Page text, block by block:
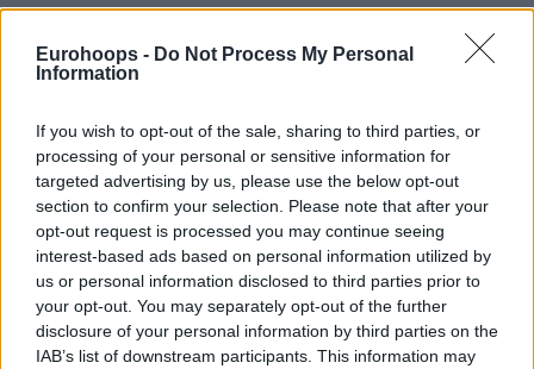
Eurohoops - Do Not Process My Personal
Information
If you wish to opt-out of the sale, sharing to third parties, or
processing of your personal or sensitive information for
targeted advertising by us, please use the below opt-out
section to confirm your selection. Please note that after your
opt-out request is processed you may continue seeing
interest-based ads based on personal information utilized by
us or personal information disclosed to third parties prior to
your opt-out. You may separately opt-out of the further
disclosure of your personal information by third parties on the
IAB’s list of downstream participants. This information may